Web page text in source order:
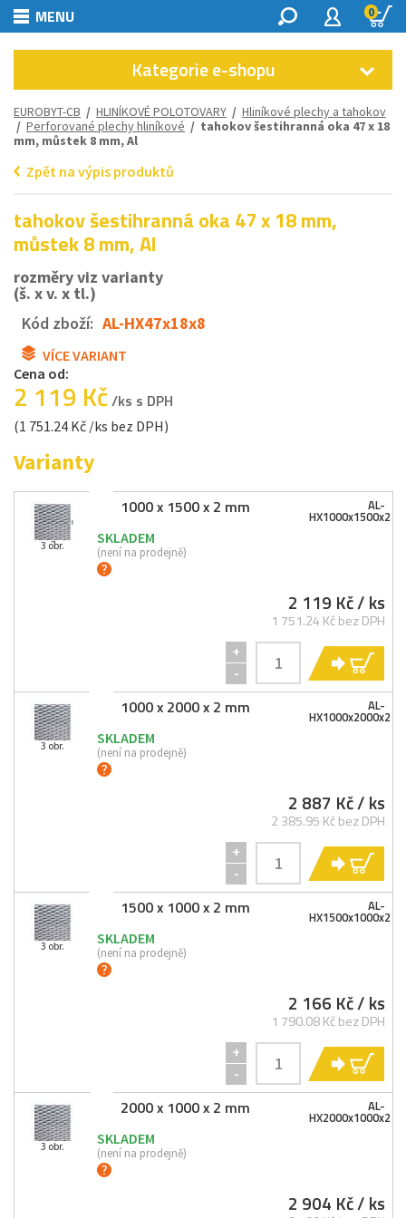
MENU 0
Kategorie e-shopu
EUROBYT-CB / HLINÍKOVÉ POLOTOVARY / Hliníkové plechy a tahokov
/ Perforované plechy hliníkové / tahokov šestihranná oka 47 x 18
mm, můstek 8 mm, Al
Zpět na výpis produktů
tahokov šestihranná oka 47 x 18 mm,
můstek 8 mm, Al
rozměry viz varianty
(š. x v. x tl.)
Kód zboží: AL-HX47x18x8
VÍCE VARIANT
Cena od:
2 119 Kč/ks s DPH
(1 751.24 Kč /ks bez DPH)
Varianty
3 obr.
AL-
HX1000x1500x2
1000 x 1500 x 2 mm
SKLADEM
(není na prodejně)
2 119 Kč/ ks
1 751.24 Kč bez DPH
+
-
3 obr.
AL-
HX1000x2000x2
1000 x 2000 x 2 mm
SKLADEM
(není na prodejně)
2 887 Kč/ ks
2 385.95 Kč bez DPH
+
-
3 obr.
AL-
HX1500x1000x2
1500 x 1000 x 2 mm
SKLADEM
(není na prodejně)
2 166 Kč/ ks
1 790.08 Kč bez DPH
+
-
3 obr.
AL-
HX2000x1000x2
2000 x 1000 x 2 mm
SKLADEM
(není na prodejně)
2 904 Kč/ ks